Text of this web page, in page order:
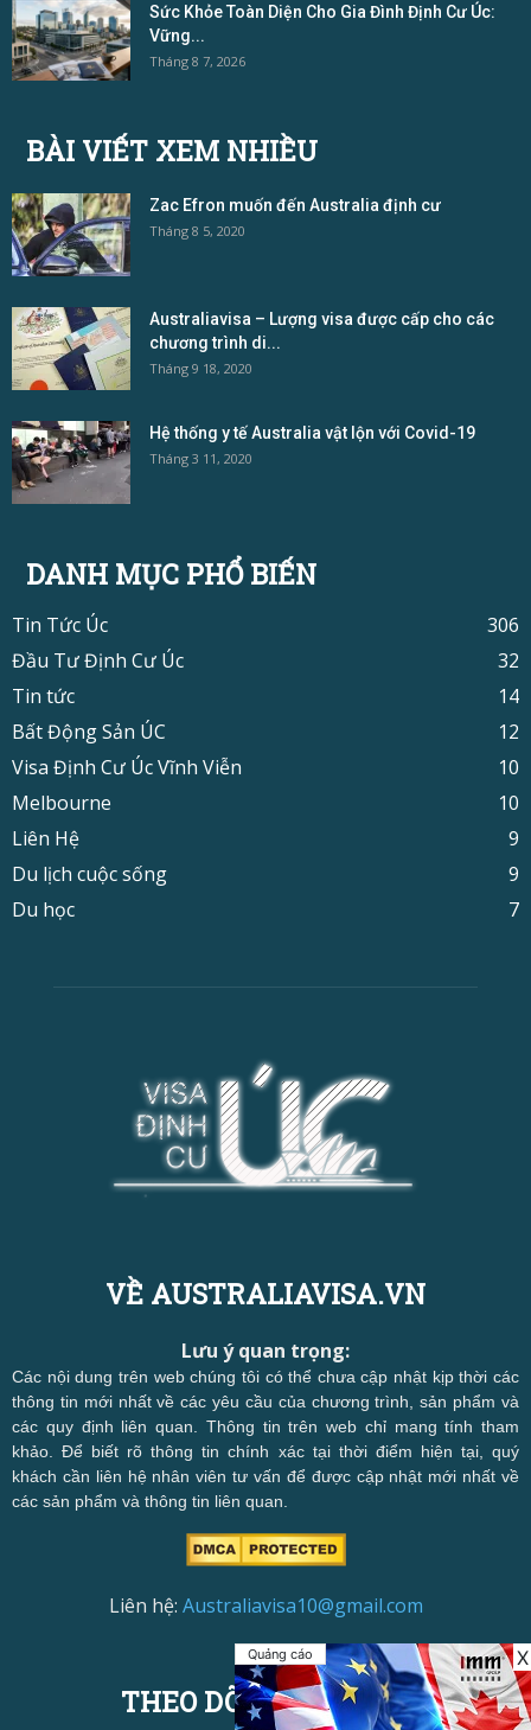
Quảng cáo X
Sức Khỏe Toàn Diện Cho Gia Đình Định Cư Úc:
Vững...
Tháng 8 7, 2026
BÀI VIẾT XEM NHIỀU
Zac Efron muốn đến Australia định cư
Tháng 8 5, 2020
Australiavisa – Lượng visa được cấp cho các
chương trình di...
Tháng 9 18, 2020
Hệ thống y tế Australia vật lộn với Covid-19
Tháng 3 11, 2020
DANH MỤC PHỔ BIẾN
Tin Tức Úc
306
Đầu Tư Định Cư Úc
32
Tin tức
14
Bất Động Sản ÚC
12
Visa Định Cư Úc Vĩnh Viễn
10
Melbourne
10
Liên Hệ
9
Du lịch cuộc sống
9
Du học
7
VỀ AUSTRALIAVISA.VN
Lưu ý quan trọng:
Các nội dung trên web chúng tôi có thể chưa cập nhật kịp thời các
thông tin mới nhất về các yêu cầu của chương trình, sản phẩm và
các quy định liên quan. Thông tin trên web chỉ mang tính tham
khảo. Để biết rõ thông tin chính xác tại thời điểm hiện tại, quý
khách cần liên hệ nhân viên tư vấn để được cập nhật mới nhất về
các sản phẩm và thông tin liên quan.
Liên hệ: Australiavisa10@gmail.com
THEO DÕI CHÚNG TÔI